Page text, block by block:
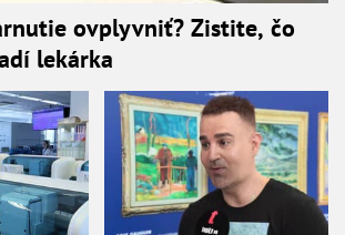
ovplyvniť? Zistite, čo
lekárka